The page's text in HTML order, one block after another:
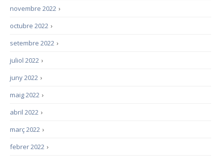
›
novembre 2022
›
octubre 2022
›
setembre 2022
›
juliol 2022
›
juny 2022
›
maig 2022
›
abril 2022
›
març 2022
›
febrer 2022